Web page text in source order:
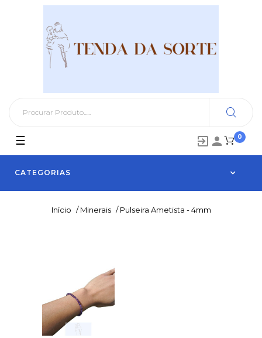
0
 
CATEGORIAS
Toggle
navigation
☰
Início / Minerais / Pulseira Ametista - 4mm